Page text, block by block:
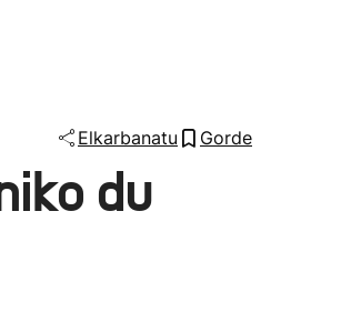
Elkarbanatu Gorde
du